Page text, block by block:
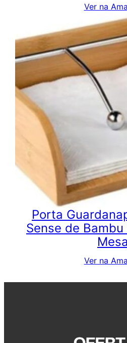
Ver na
Porta
Sense de
Mesa
Ver na